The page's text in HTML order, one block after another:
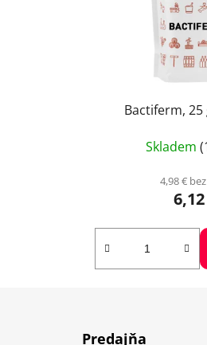
Bactiferm, 25
Skladem
4,98 €
Predajňa